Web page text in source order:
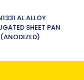
AL.ALLOY
SHEET PAN
(ANODIZED)